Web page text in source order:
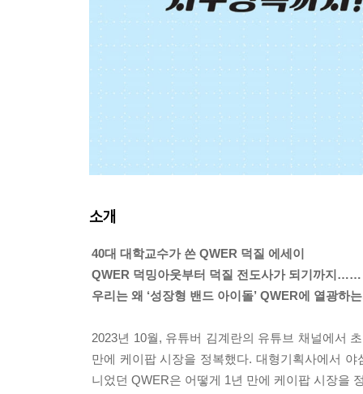
소개
40대 대학교수가 쓴 QWER 덕질 에세이
QWER 덕밍아웃부터 덕질 전도사가 되기까지……
우리는 왜 ‘성장형 밴드 아이돌’ QWER에 열광하
2023년 10월, 유튜버 김계란의 유튜브 채널에서
만에 케이팝 시장을 정복했다. 대형기획사에서
니었던 QWER은 어떻게 1년 만에 케이팝 시장을